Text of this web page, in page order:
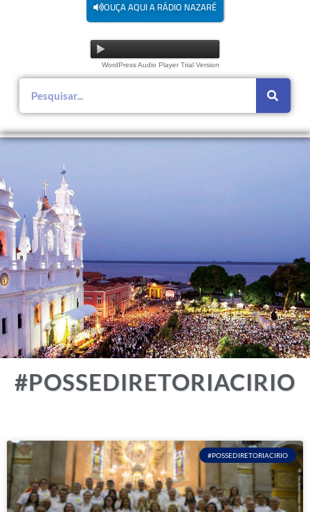
OUÇA AQUI A RÁDIO NAZARÉ
WordPress Audio Player Trial Version
#POSSEDIRETORIACIRIO
#POSSEDIRETORIACIRIO